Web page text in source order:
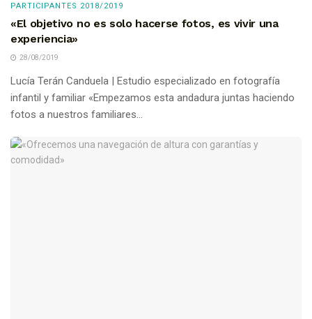
PARTICIPANTES 2018/2019
«El objetivo no es solo hacerse fotos, es vivir una
experiencia»
28/08/2019
Lucía Terán Canduela | Estudio especializado en fotografía
infantil y familiar «Empezamos esta andadura juntas haciendo
fotos a nuestros familiares...